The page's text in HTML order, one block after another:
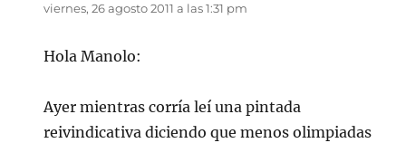
viernes, 26 agosto 2011 a las 1:31 pm
Hola Manolo:
Ayer mientras corría leí una pintada
reivindicativa diciendo que menos olimpiadas